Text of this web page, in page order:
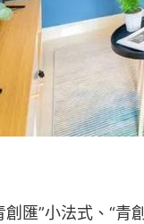
匯”小法式、“青